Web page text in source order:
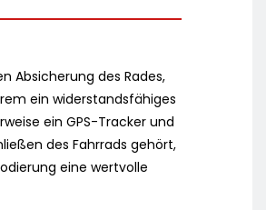
Absicherung des Rades,
ein widerstandsfähiges
ein GPS-Tracker und
des Fahrrads gehört,
eine wertvolle